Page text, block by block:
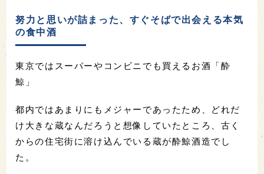
努力と思いが詰まった、すぐそばで出会える本気
の食中酒
東京ではスーパーやコンビニでも買えるお酒「酔
鯨」
都内ではあまりにもメジャーであったため、どれだ
け大きな蔵なんだろうと想像していたところ、古く
からの住宅街に溶け込んでいる蔵が酔鯨酒造でし
た。